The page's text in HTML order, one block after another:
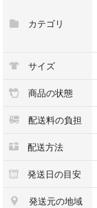
カテゴリ
サイズ
商品の状態
配送料の負担
配送方法
発送日の目安
発送元の地域